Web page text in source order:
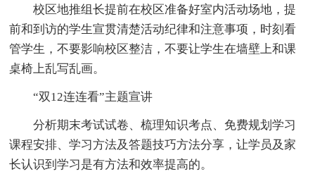
校区地推组长提前在校区准备好室内活动场地，提
前和到访的学生宣贯清楚活动纪律和注意事项，时刻看
管学生，不要影响校区整洁，不要让学生在墙壁上和课
桌椅上乱写乱画。
“双12连连看”主题宣讲
分析期末考试试卷、梳理知识考点、免费规划学习
课程安排、学习方法及答题技巧方法分享，让学员及家
长认识到学习是有方法和效率提高的。